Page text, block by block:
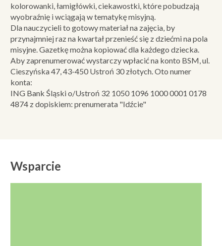
kolorowanki, łamigłówki, ciekawostki, które pobudzają
wyobraźnię i wciągają w tematykę misyjną.
Dla nauczycieli to gotowy materiał na zajęcia, by
przynajmniej raz na kwartał przenieść się z dziećmi na pola
misyjne. Gazetkę można kopiować dla każdego dziecka.
Aby zaprenumerować wystarczy wpłacić na konto BSM, ul.
Cieszyńska 47, 43-450 Ustroń 30 złotych. Oto numer
konta:
ING Bank Śląski o/Ustroń 32 1050 1096 1000 0001 0178
4874 z dopiskiem: prenumerata "Idźcie"
Wsparcie